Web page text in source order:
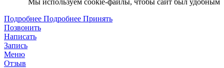
Мы используем cookie-файлы, чтобы сайт был удобным
Подробнее Подробнее Принять
Позвонить
Написать
Запись
Меню
Отзыв